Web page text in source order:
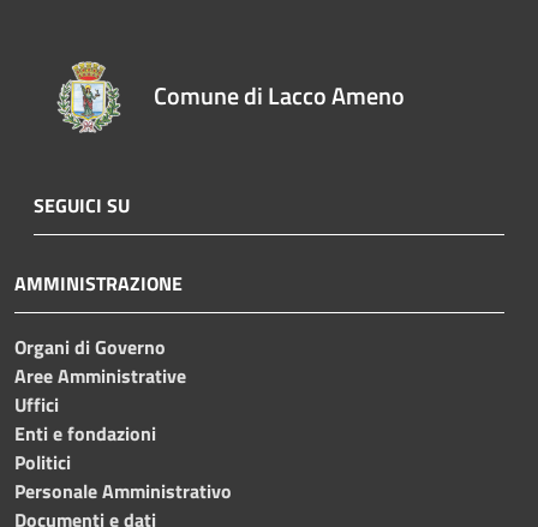
Comune di Lacco Ameno
SEGUICI SU
AMMINISTRAZIONE
Organi di Governo
Aree Amministrative
Uffici
Enti e fondazioni
Politici
Personale Amministrativo
Documenti e dati